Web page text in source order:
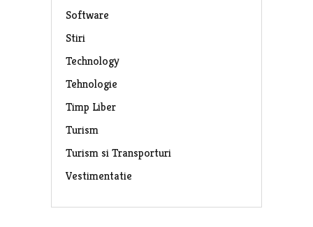
Software
Stiri
Technology
Tehnologie
Timp Liber
Turism
Turism si Transporturi
Vestimentatie